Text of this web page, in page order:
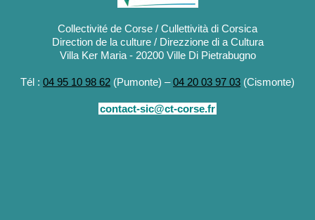
Collectivité de Corse / Cullettività di Corsica
Direction de la culture / Direzzione di a Cultura
Villa Ker Maria - 20200 Ville Di Pietrabugno
Tél : 04 95 10 98 62 (Pumonte) –04 20 03 97 03 (Cismonte)
contact-sic@ct-corse.fr